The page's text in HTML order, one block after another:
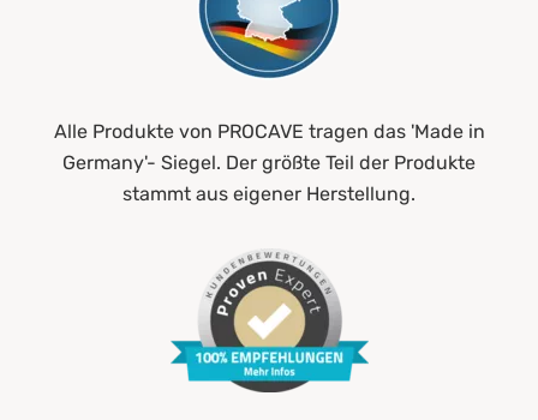
Alle Produkte von PROCAVE tragen das 'Made in
Germany'- Siegel. Der größte Teil der Produkte
stammt aus eigener Herstellung.